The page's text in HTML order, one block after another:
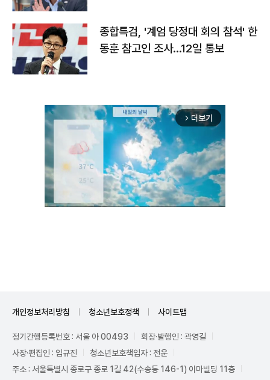
종합특검, '계엄 당정대 회의 참석' 한
동훈 참고인 조사...12일 통보
arrow_forward_ios 더보기
개인정보처리방침 청소년보호정책 사이트맵
정기간행등록번호 : 서울 아 00493
회장·발행인 : 곽영길
사장·편집인 : 임규진
청소년보호책임자 : 전운
주소 : 서울특별시 종로구 종로 1길 42(수송동 146-1) 이마빌딩 11층